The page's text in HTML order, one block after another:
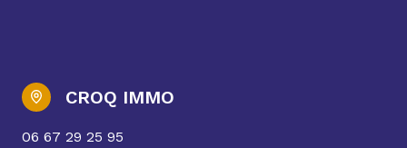
CROQ IMMO
06 67 29 25 95